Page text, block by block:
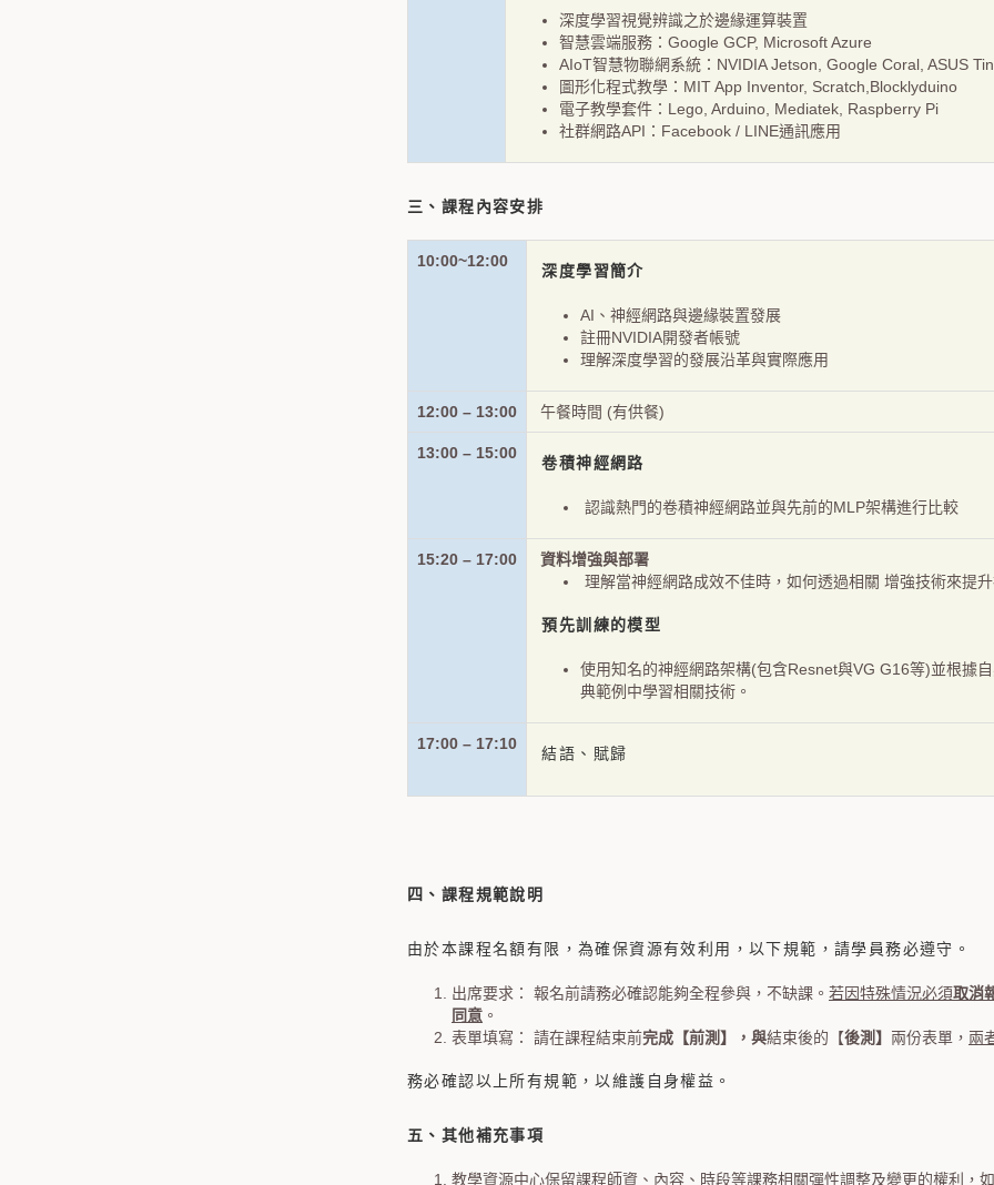
深度學習視覺辨識之於邊緣運算裝置
智慧雲端服務：Google GCP, Microsoft Azure
AIoT智慧物聯網系統：NVIDIA Jetson, Google Coral, ASUS
圖形化程式教學：MIT App Inventor, Scratch,Blocklyduino
電子教學套件：Lego, Arduino, Mediatek, Raspberry Pi
社群網路API：Facebook / LINE通訊應用
三、課程內容安排
10:00~12:00
深度學習簡介
AI、神經網路與邊緣裝置發展
註冊NVIDIA開發者帳號
理解深度學習的發展沿革與實際應用
12:00 – 13:00 午餐時間 (有供餐)
13:00 – 15:00
卷積神經網路
認識熱門的卷積神經網路並與先前的MLP架構進行比較
15:20 – 17:00
資料增強與部署
理解當神經網路成效不佳時，如何透過相關 增強技術來提
預先訓練的模型
使用知名的神經網路架構(包含Resnet與VG G16等)並根據
典範例中學習相關技術。
17:00 – 17:10
結語、賦歸
四、課程規範說明
由於本課程名額有限，為確保資源有效利用，以下規範，請學員務必遵守。
出席要求： 報名前請務必確認能夠全程參與，不缺課。 若因特殊情況必須取消
同意 。
表單填寫： 請在課程結束前完成【前測】，與結束後的【後測】 兩份表單， 兩
務必確認以上所有規範，以維護自身權益。
五、其他補充事項
教學資源中心保留課程師資、內容、時段等課務相關彈性調整及變更的權利，